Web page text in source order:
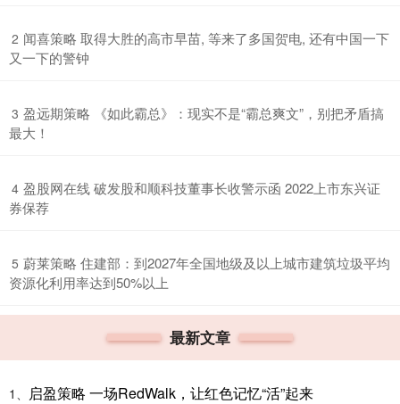
2 ​闻喜策略 取得大胜的高市早苗, 等来了多国贺电, 还有中国一下
又一下的警钟
3 ​盈远期策略 《如此霸总》：现实不是“霸总爽文”，别把矛盾搞
最大！
4 ​盈股网在线 破发股和顺科技董事长收警示函 2022上市东兴证
券保荐
5 ​蔚莱策略 住建部：到2027年全国地级及以上城市建筑垃圾平均
资源化利用率达到50%以上
最新文章
1、 启盈策略 一场RedWalk，让红色记忆“活”起来